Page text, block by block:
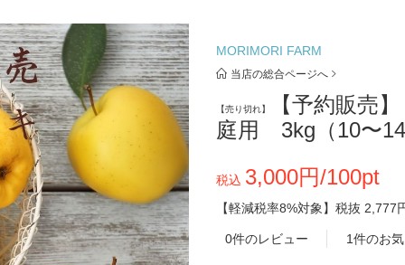
MORIMORI FARM
当店の総合ページへ
【売り切れ】
【予約販売
庭用 3kg（10〜
税込 3,000円/100pt
【軽減税率8%対象】 税抜 2,777
0件のレビュー 1件のお